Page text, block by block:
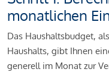
monatlichen
Das Haushaltsbudget,
Haushalts, gibt Ihnen
generell im Monat zur